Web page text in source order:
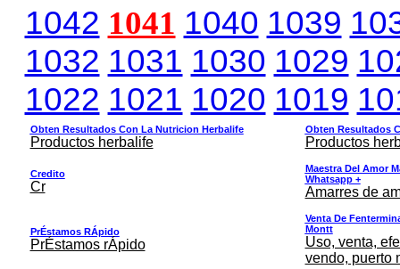
1042 1041 1040 1039
1032 1031 1030 1029
1022 1021 1020 1019
Obten Resultados Con La Nutricion Herbalife
Productos herbalife
Obten Resultados
Productos
Credito
Cr
Maestra Del Amor
Whatsapp +
Amarres de
PrÉstamos RÁpido
PrÉstamos rÁpido
Venta De
Montt
Uso, venta,
vendo, puerto